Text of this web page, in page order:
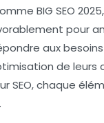
BIG SEO
pour
aux
de leurs
SEO, chaque